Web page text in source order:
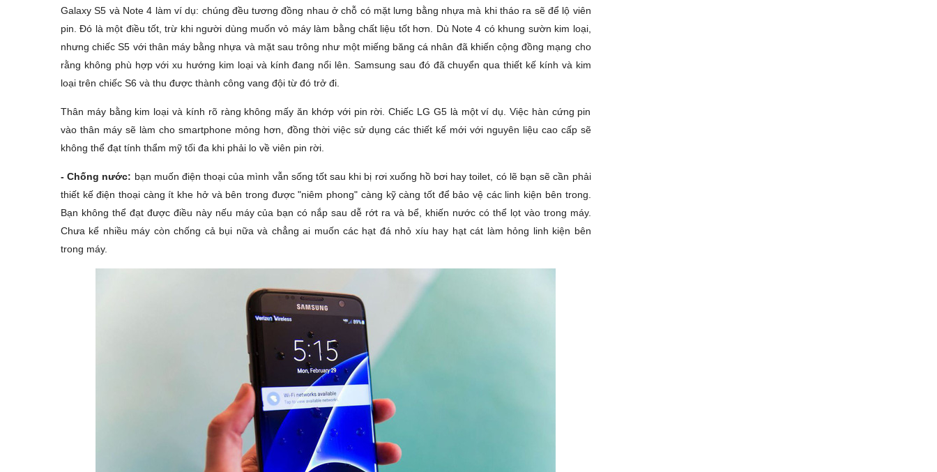
Galaxy S5 và Note 4 làm ví dụ: chúng đều tương đồng nhau ở chỗ có mặt lưng bằng nhựa mà khi tháo ra sẽ để lộ viên
pin. Đó là một điều tốt, trừ khi người dùng muốn vỏ máy làm bằng chất liệu tốt hơn. Dù Note 4 có khung sườn kim loại,
nhưng chiếc S5 với thân máy bằng nhựa và mặt sau trông như một miếng băng cá nhân đã khiến cộng đồng mạng cho
rằng không phù hợp với xu hướng kim loại và kính đang nổi lên. Samsung sau đó đã chuyển qua thiết kế kính và kim
loại trên chiếc S6 và thu được thành công vang đội từ đó trở đi.
Thân máy bằng kim loại và kính rõ ràng không mấy ăn khớp với pin rời. Chiếc LG G5 là một ví dụ. Việc hàn cứng pin
vào thân máy sẽ làm cho smartphone mỏng hơn, đồng thời việc sử dụng các thiết kế mới với nguyên liệu cao cấp sẽ
không thể đạt tính thẩm mỹ tối đa khi phải lo về viên pin rời.
- Chống nước: bạn muốn điện thoại của mình vẫn sống tốt sau khi bị rơi xuống hồ bơi hay toilet, có lẽ bạn sẽ cần phải
thiết kế điện thoại càng ít khe hở và bên trong được "niêm phong" càng kỹ càng tốt để bảo vệ các linh kiện bên trong.
Bạn không thể đạt được điều này nếu máy của bạn có nắp sau dễ rớt ra và bể, khiến nước có thể lọt vào trong máy.
Chưa kể nhiều máy còn chống cả bụi nữa và chẳng ai muốn các hạt đá nhỏ xíu hay hạt cát làm hỏng linh kiện bên
trong máy.